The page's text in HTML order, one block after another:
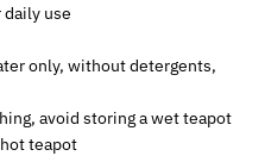
use
only, without detergents,
avoid storing a wet teapot
teapot